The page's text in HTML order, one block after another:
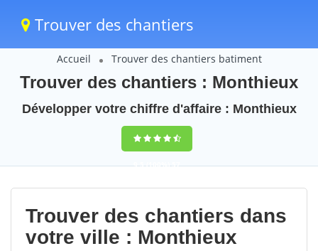
Trouver des chantiers
Accueil Trouver des chantiers batiment
Trouver des chantiers : Monthieux
Développer votre chiffre d'affaire : Monthieux
9,5(100%)57
votes
Trouver des chantiers dans
votre ville : Monthieux